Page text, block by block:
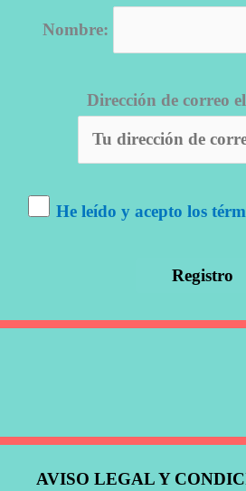
Nombre:
Dirección de correo
He leído y acepto los
AVISO LEGAL Y